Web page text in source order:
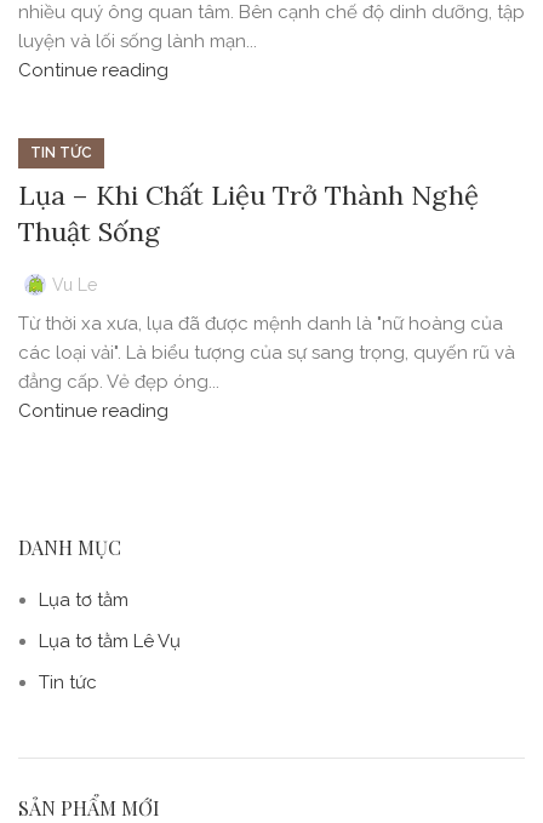
nhiều quý ông quan tâm. Bên cạnh chế độ dinh dưỡng, tập
luyện và lối sống lành mạn...
Continue reading
TIN TỨC
Lụa – Khi Chất Liệu Trở Thành Nghệ
Thuật Sống
Vu Le
Từ thời xa xưa, lụa đã được mệnh danh là "nữ hoàng của
các loại vải". Là biểu tượng của sự sang trọng, quyến rũ và
đẳng cấp. Vẻ đẹp óng...
Continue reading
DANH MỤC
Lụa tơ tằm
Lụa tơ tằm Lê Vụ
Tin tức
SẢN PHẨM MỚI